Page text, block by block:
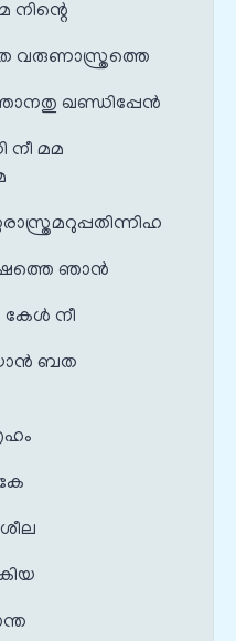
വരുണാസ്ത്രത്തെ
ഖണ്ഡിപ്പേൻ
നീ മമ
ഞാൻ
കേൾ നീ
ബത